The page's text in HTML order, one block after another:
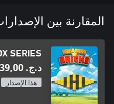
المقارنة بين
SERIES)
د.ج.‏ 539,00
هذا الإصدار